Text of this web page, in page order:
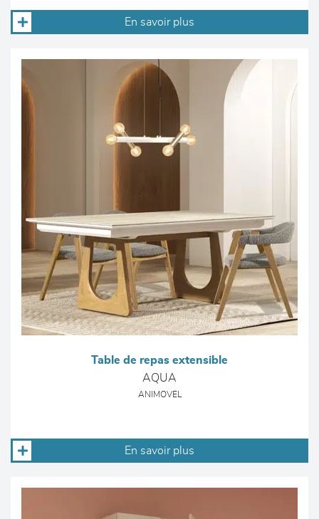
En savoir plus
Table de repas extensible
AQUA
ANIMOVEL
En savoir plus